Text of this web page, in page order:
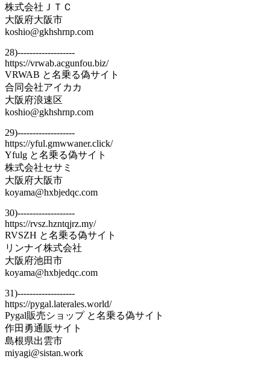
株式会社ＪＴＣ
大阪府大阪市
koshio@gkhshrnp.com
28)-------------------
https://vrwab.acgunfou.biz/
VRWAB と名乗る偽サイト
合同会社アイカカ
大阪府浪速区
koshio@gkhshrnp.com
29)-------------------
https://yful.gmwwaner.click/
Yfulg と名乗る偽サイト
株式会社セサミ
大阪府大阪市
koyama@hxbjedqc.com
30)-------------------
https://rvsz.hzntqjrz.my/
RVSZH と名乗る偽サイト
リンナイ株式会社
大阪府池田市
koyama@hxbjedqc.com
31)-------------------
https://pygal.laterales.world/
Pygal販売ショップ と名乗る偽サイト
作田勇通販サイト
島根県出雲市
miyagi@sistan.work